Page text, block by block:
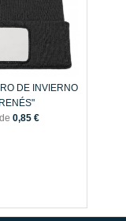
DE INVIERNO
0,85 €